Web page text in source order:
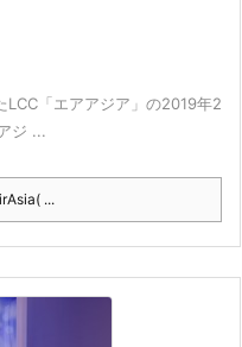
LCC「エアアジア」の2019年2
ジ ...
...